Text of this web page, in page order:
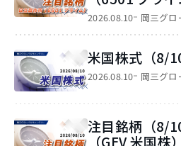
2026.08.10 岡三グ
2026.08.10
米国株式（8/10
岡三グ
注目銘柄（8/
（GEV 米国株